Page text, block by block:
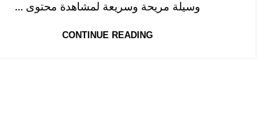
وسيلة مريحة وسريعة لمشاهدة محتوى ...
CONTINUE READING